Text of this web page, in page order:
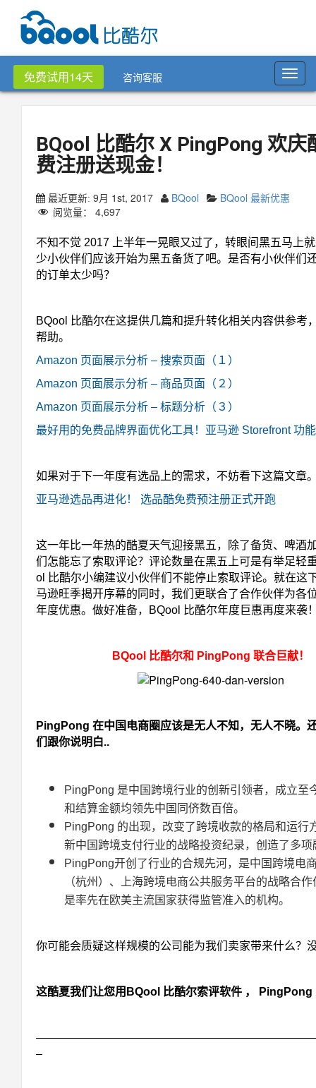
免费试用14天 咨询客服
BQool 比酷尔 X PingPong 欢庆
费注册送现金！
最近更新: 9月 1st, 2017 BQool
BQool 最新优惠
阅览量： 4,697
不知不觉 2017 上半年一晃眼又过了，转眼间黑五马上
少小伙伴们应该开始为黑五备货了吧。是否有小伙伴们
的订单太少吗？
BQool 比酷尔在这提供几篇和提升转化相关内容供参考
帮助。
Amazon 页面展示分析 – 搜索页面（１）
Amazon 页面展示分析 – 商品页面（２）
Amazon 页面展示分析 – 标题分析（３）
最好用的免费品牌界面优化工具！亚马逊 Storefront 功
如果对于下一年度有选品上的需求，不妨看下这篇文章
亚马逊选品再进化！ 选品酷免费预注册正式开跑
这一年比一年热的酷夏天气迎接黑五，除了备货、啤酒
们怎能忘了索取评论？评论数量在黑五上可是有举足轻
ol 比酷尔小编建议小伙伴们不能停止索取评论。就在这
马逊旺季揭开序幕的同时，我们更联合了合作伙伴为各
年度优惠。做好准备，BQool 比酷尔年度巨惠再度来袭
BQool 比酷尔和 PingPong 联合巨献！
PingPong 在中国电商圈应该是无人不知，无人不晓。
们跟你说明白..
PingPong 是中国跨境行业的创新引领者，成立至
和结算金额均领先中国同侪数百倍。
PingPong 的出现，改变了跨境收款的格局和运行
新中国跨境支付行业的战略投资纪录，创造了多项
PingPong开创了行业的合规先河，是中国跨境电
（杭州）、上海跨境电商公共服务平台的战略合
是率先在欧美主流国家获得监管准入的机构。
你可能会质疑这样规模的公司能为我们卖家带来什么？
这酷夏我们让您用BQool 比酷尔索评软件 ， PingPong
–